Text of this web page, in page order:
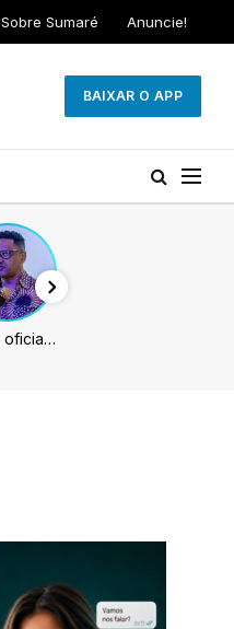
Sobre Sumaré Anuncie!
BAIXAR O APP
PSTU oficializa Hertz Dias como candidato à Presidência da República